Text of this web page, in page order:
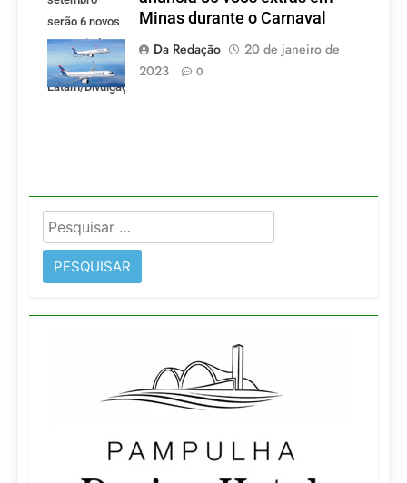
serão 6 novos
voos criados
pela LATAM.
Latam/Divulgação)
Minas durante o Carnaval
Da Redação
20 de janeiro de
2023
0
Pesquisar
por: